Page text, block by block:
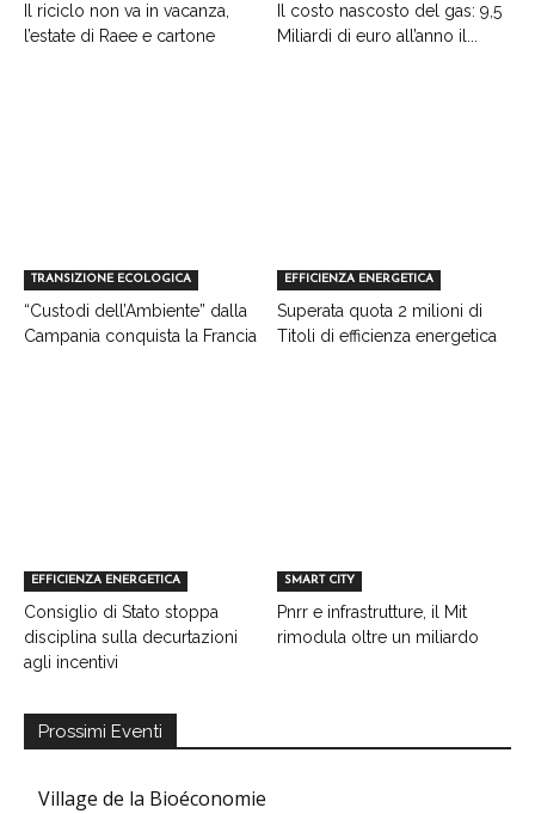
Il riciclo non va in vacanza,
l’estate di Raee e cartone
Il costo nascosto del gas: 9,5
Miliardi di euro all’anno il...
TRANSIZIONE ECOLOGICA
“Custodi dell’Ambiente” dalla
Campania conquista la Francia
EFFICIENZA ENERGETICA
Superata quota 2 milioni di
Titoli di efficienza energetica
EFFICIENZA ENERGETICA
Consiglio di Stato stoppa
disciplina sulla decurtazioni
agli incentivi
SMART CITY
Pnrr e infrastrutture, il Mit
rimodula oltre un miliardo
Prossimi Eventi
Village de la Bioéconomie